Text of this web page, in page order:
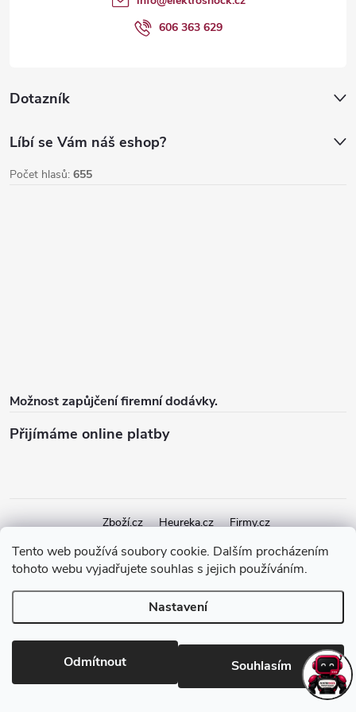
Tento web používá soubory cookie. Dalším procházením
tohoto webu vyjadřujete souhlas s jejich používáním.
Nastavení
Odmítnout Souhlasím
606 363 629
Dotazník
Líbí se Vám náš eshop?
Počet hlasů: 655
Možnost zapůjčení firemní dodávky.
Přijímáme online platby
Zboží.cz Heureka.cz Firmy.cz
nastavení cookies